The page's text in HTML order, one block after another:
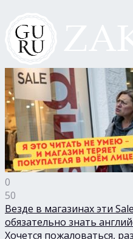
0
50
Везде в магазинах эти
обязательно знать
Хочется пожаловаться,